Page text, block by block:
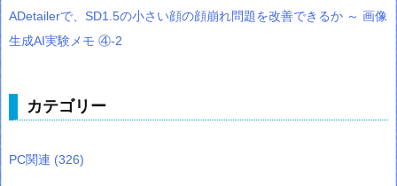
ADetailerで、SD1.5の小さい顔の顔崩れ問題を改善できるか ～ 画像
生成AI実験メモ ④-2
カテゴリー
PC関連 (326)